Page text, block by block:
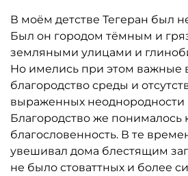
В моём детстве Тегеран был
Был он городом тёмным и
земляными улицами и
Но имелись при этом важные
благородство среды и
выраженных неоднородности
Благородство же понималось
благословенность. В те
увешивал дома блестящим
не было стоваттных и более